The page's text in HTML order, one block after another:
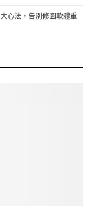
心法，告別修圖軟體重